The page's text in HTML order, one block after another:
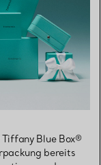
Blue Box®
bereits